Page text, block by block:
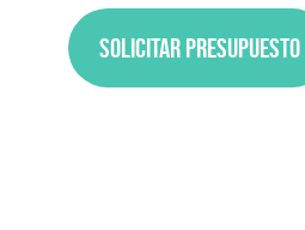
Solicitar presupuesto